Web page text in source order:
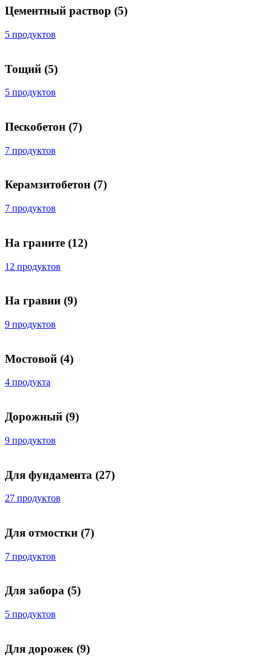
Цементный раствор (5)
5 продуктов
Тощий (5)
5 продуктов
Пескобетон (7)
7 продуктов
Керамзитобетон (7)
7 продуктов
На граните (12)
12 продуктов
На гравии (9)
9 продуктов
Мостовой (4)
4 продукта
Дорожный (9)
9 продуктов
Для фундамента (27)
27 продуктов
Для отмостки (7)
7 продуктов
Для забора (5)
5 продуктов
Для дорожек (9)